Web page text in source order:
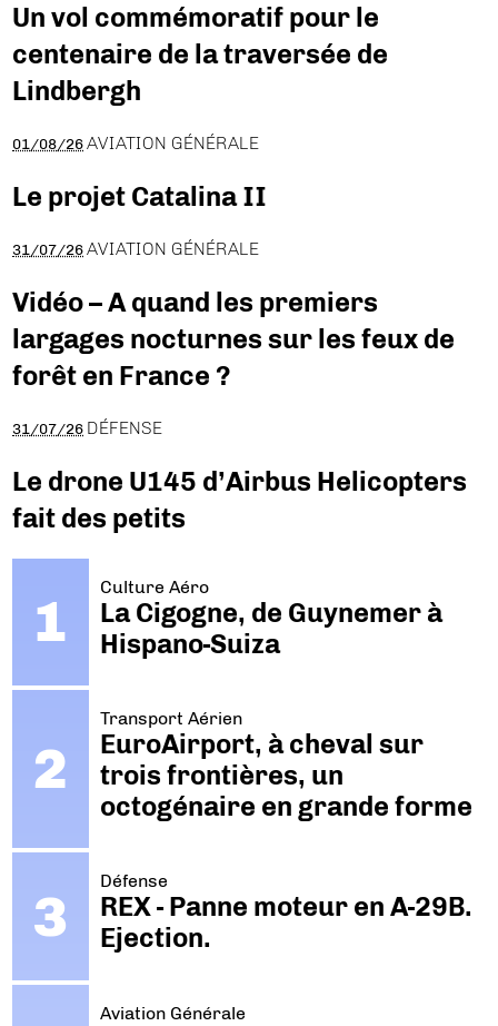
Un vol commémoratif pour le
centenaire de la traversée de
Lindbergh
01/08/26 AVIATION GÉNÉRALE
Le projet Catalina II
31/07/26 AVIATION GÉNÉRALE
Vidéo – A quand les premiers
largages nocturnes sur les feux de
forêt en France ?
31/07/26 DÉFENSE
Le drone U145 d’Airbus Helicopters
fait des petits
Culture Aéro
La Cigogne, de Guynemer à
Hispano-Suiza
Transport Aérien
EuroAirport, à cheval sur
trois frontières, un
octogénaire en grande forme
Défense
REX - Panne moteur en A-29B.
Ejection.
Aviation Générale